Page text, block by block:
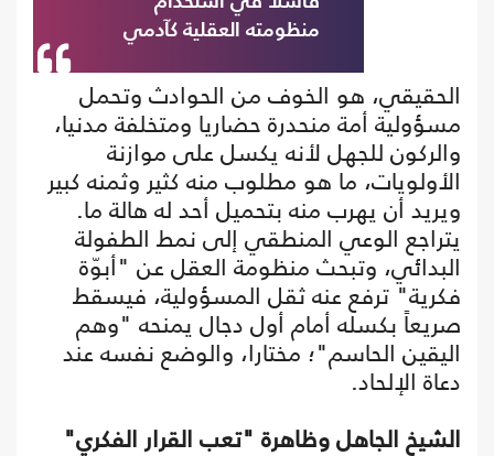
منظومته العقلية كآدمي
الحقيقي، هو الخوف من الحوادث وتحمل
مسؤولية أمة منحدرة حضاريا ومتخلفة مدنيا،
والركون للجهل لأنه يكسل على موازنة
الأولويات، ما هو مطلوب منه كثير وثمنه كبير
ويريد أن يهرب منه بتحميل أحد له هالة ما.
يتراجع الوعي المنطقي إلى نمط الطفولة
البدائي، وتبحث منظومة العقل عن "أبوّة
فكرية" ترفع عنه ثقل المسؤولية، فيسقط
صريعاً بكسله أمام أول دجال يمنحه "وهم
اليقين الحاسم"؛ مختارا، والوضع نفسه عند
دعاة الإلحاد.
الشيخ الجاهل وظاهرة "تعب القرار الفكري"